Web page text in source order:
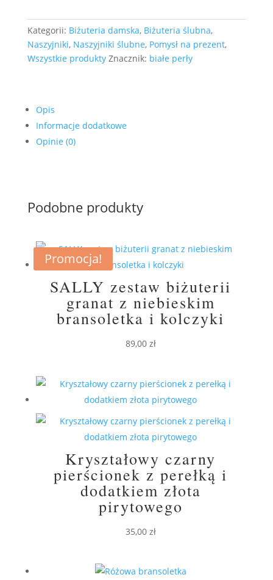
Kategorii: Biżuteria damska, Biżuteria ślubna,
Naszyjniki, Naszyjniki ślubne, Pomysł na prezent,
Wszystkie produkty Znacznik: białe perły
Opis
Informacje dodatkowe
Opinie (0)
Podobne produkty
SALLY zestaw biżuterii
granat z niebieskim
bransoletka i kolczyki
89,00 zł
Kryształowy czarny
pierścionek z perełką i
dodatkiem złota
pirytowego
35,00 zł
Promocja!